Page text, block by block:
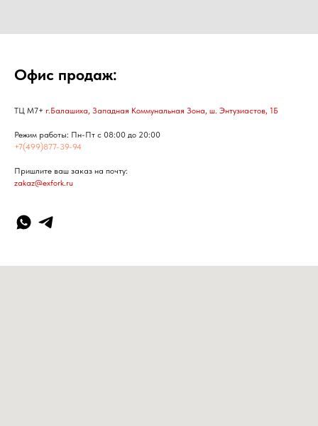
Офис продаж:
ТЦ М7+ г.Балашиха, Западная Коммунальная Зона, ш. Энтузиастов, 1Б
Режим работы: Пн-Пт с 08:00 до 20:00
+7(499)877-39-94
Пришлите ваш заказ на почту:
zakaz@exfork.ru